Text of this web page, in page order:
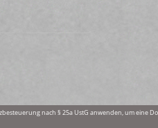
nach § 25a UstG anwenden, um eine